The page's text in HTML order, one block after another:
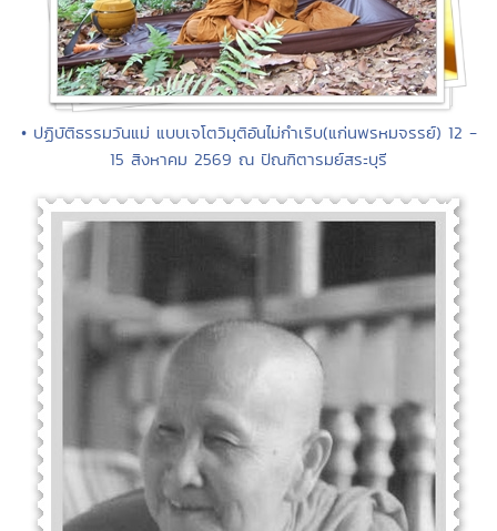
• ปฏิบัติธรรมวันแม่ แบบเจโตวิมุติอันไม่กำเริบ(แก่นพรหมจรรย์) 12 -
15 สิงหาคม 2569 ณ ปัณฑิตารมย์สระบุรี